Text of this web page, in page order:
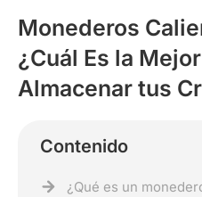
Monederos
¿Cuál Es la
Almacenar tus
Contenido
¿Qué es un